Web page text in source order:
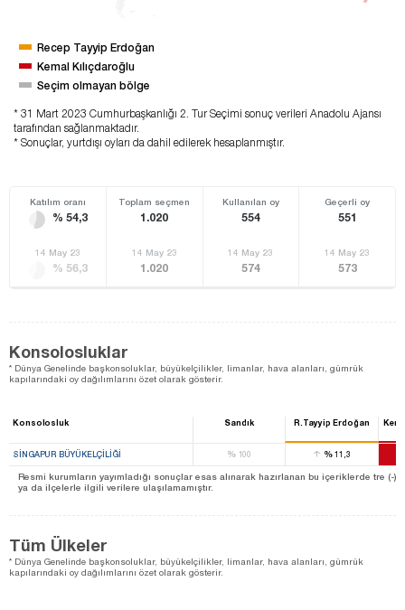
Recep Tayyip Erdoğan
Kemal Kılıçdaroğlu
Seçim olmayan bölge
* 31 Mart 2023 Cumhurbaşkanlığı 2. Tur Seçimi sonuç verileri Anadolu Ajansı
tarafından sağlanmaktadır.
* Sonuçlar, yurtdışı oyları da dahil edilerek hesaplanmıştır.
Katılım oranı
% 54,3
Toplam seçmen
1.020
Kullanılan oy
554
Geçerli oy
551
14 May 23
% 56,3
14 May 23
1.020
14 May 23
574
14 May 23
573
Konsolosluklar
* Dünya Genelinde başkonsoluklar, büyükelçilikler, limanlar, hava alanları, gümrük
kapılarındaki oy dağılımlarını özet olarak gösterir.
Konsolosluk Sandık R.Tayyip Erdoğan
SINGAPUR BÜYÜKELÇILIĞI %100 %11,3
Resmi kurumların yayımladığı sonuçlar esas alınarak hazırlanan bu içeriklerde tre (-)
ya da ilçelerle ilgili verilere ulaşılamamıştır.
Tüm Ülkeler
* Dünya Genelinde başkonsoluklar, büyükelçilikler, limanlar, hava alanları, gümrük
kapılarındaki oy dağılımlarını özet olarak gösterir.